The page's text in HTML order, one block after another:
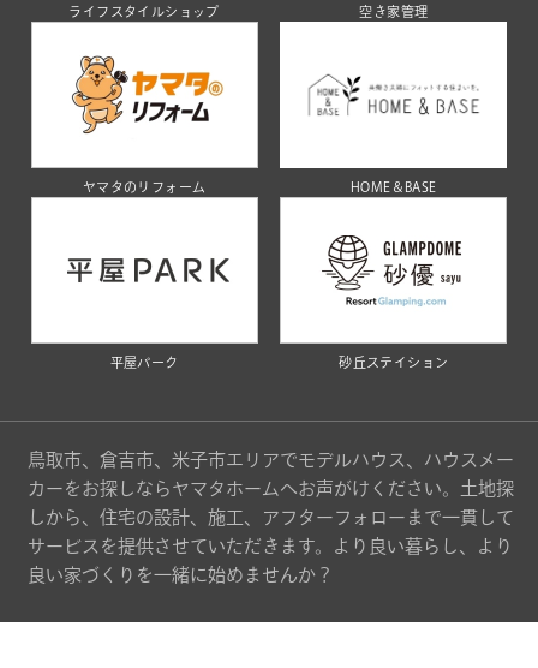
ライフスタイルショップ 空き家管理
ヤマタのリフォーム HOME＆BASE
平屋パーク 砂丘ステイション
鳥取市、倉吉市、米子市エリアでモデルハウス、ハウスメー
カーをお探しならヤマタホームへお声がけください。土地探
しから、住宅の設計、施工、アフターフォローまで一貫して
サービスを提供させていただきます。より良い暮らし、より
良い家づくりを一緒に始めませんか？